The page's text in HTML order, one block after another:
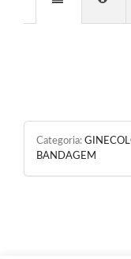
Categoria:
BANDAGEM